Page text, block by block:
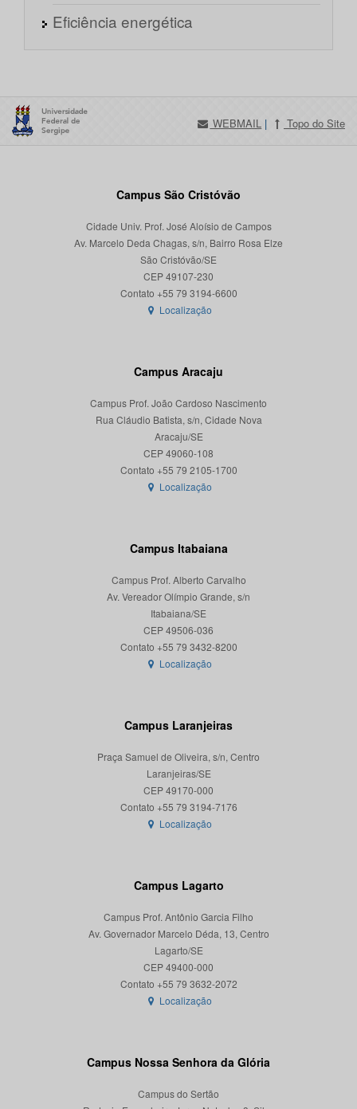
Eficiência energética
WEBMAIL | Topo do Site
Campus São Cristóvão
Cidade Univ. Prof. José Aloísio de Campos
Av. Marcelo Deda Chagas, s/n, Bairro Rosa Elze
São Cristóvão/SE
CEP 49107-230
Localização
Campus Aracaju
Campus Prof. João Cardoso Nascimento
Rua Cláudio Batista, s/n, Cidade Nova
Aracaju/SE
CEP 49060-108
Localização
Campus Itabaiana
Campus Prof. Alberto Carvalho
Av. Vereador Olímpio Grande, s/n
Itabaiana/SE
CEP 49506-036
Localização
Campus Laranjeiras
Praça Samuel de Oliveira, s/n, Centro
Laranjeiras/SE
CEP 49170-000
Localização
Campus Lagarto
Campus Prof. Antônio Garcia Filho
Av. Governador Marcelo Déda, 13, Centro
Lagarto/SE
CEP 49400-000
Localização
Campus Nossa Senhora da Glória
Campus do Sertão